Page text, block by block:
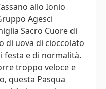
allo Ionio
Agesci
Sacro Cuore di
di uova di cioccolato
festa e di normalità.
troppo veloce e
questa Pasqua